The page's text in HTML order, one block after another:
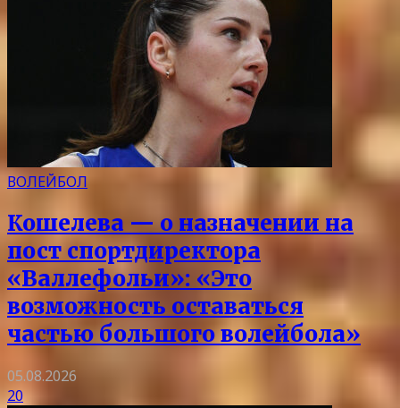
ВОЛЕЙБОЛ
Кошелева — о назначении на
пост спортдиректора
«Валлефольи»: «Это
возможность оставаться
частью большого волейбола»
05.08.2026
20